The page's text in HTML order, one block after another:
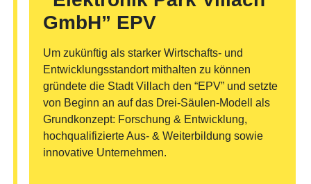
GmbH” EPV
Um zukünftig als starker Wirtschafts- und
Entwicklungsstandort mithalten zu können
gründete die Stadt Villach den “EPV” und setzte
von Beginn an auf das Drei-Säulen-Modell als
Grundkonzept: Forschung & Entwicklung,
hochqualifizierte Aus- & Weiterbildung sowie
innovative Unternehmen.